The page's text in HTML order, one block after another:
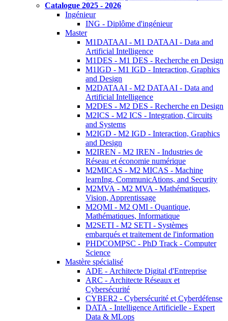
Catalogue 2025 - 2026
Ingénieur
ING - Diplôme d'ingénieur
Master
M1DATAAI - M1 DATAAI - Data and
Artificial Intelligence
M1DES - M1 DES - Recherche en Design
M1IGD - M1 IGD - Interaction, Graphics
and Design
M2DATAAI - M2 DATAAI - Data and
Artificial Intelligence
M2DES - M2 DES - Recherche en Design
M2ICS - M2 ICS - Integration, Circuits
and Systems
M2IGD - M2 IGD - Interaction, Graphics
and Design
M2IREN - M2 IREN - Industries de
Réseau et économie numérique
M2MICAS - M2 MICAS - Machine
learnIng, CommunicAtions, and Security
M2MVA - M2 MVA - Mathématiques,
Vision, Apprentissage
M2QMI - M2 QMI - Quantique,
Mathématiques, Informatique
M2SETI - M2 SETI - Systèmes
embarqués et traitement de l'information
PHDCOMPSC - PhD Track - Computer
Science
Mastère spécialisé
ADE - Architecte Digital d'Entreprise
ARC - Architecte Réseaux et
Cybersécurité
CYBER2 - Cybersécurité et Cyberdéfense
DATA - Intelligence Artificielle - Expert
Data & MLops